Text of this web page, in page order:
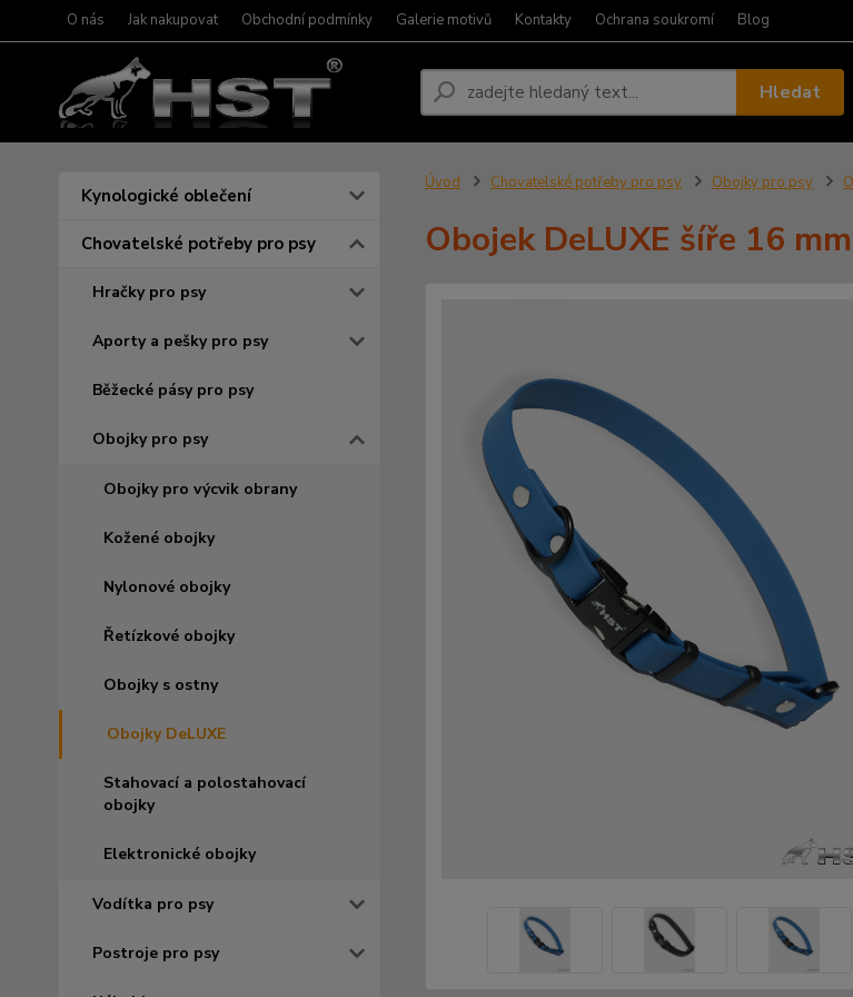
O nás Jak nakupovat Obchodní podmínky Galerie motivů Kontakty Ochrana soukromí Blog
Hledat
Kynologické oblečení
Chovatelské potřeby pro psy
Hračky pro psy
Aporty a pešky pro psy
Běžecké pásy pro psy
Obojky pro psy
Obojky pro výcvik obrany
Kožené obojky
Nylonové obojky
Řetízkové obojky
Obojky s ostny
Obojky DeLUXE
Stahovací a polostahovací
obojky
Elektronické obojky
Vodítka pro psy
Postroje pro psy
Úvod Chovatelské potřeby pro psy Obojky pro psy
Obojek DeLUXE šíře 16 mm